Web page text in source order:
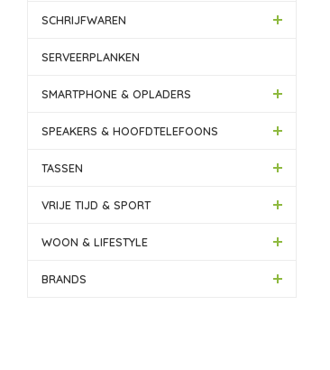
SCHRIJFWAREN
SERVEERPLANKEN
SMARTPHONE & OPLADERS
SPEAKERS & HOOFDTELEFOONS
TASSEN
VRIJE TIJD & SPORT
WOON & LIFESTYLE
BRANDS